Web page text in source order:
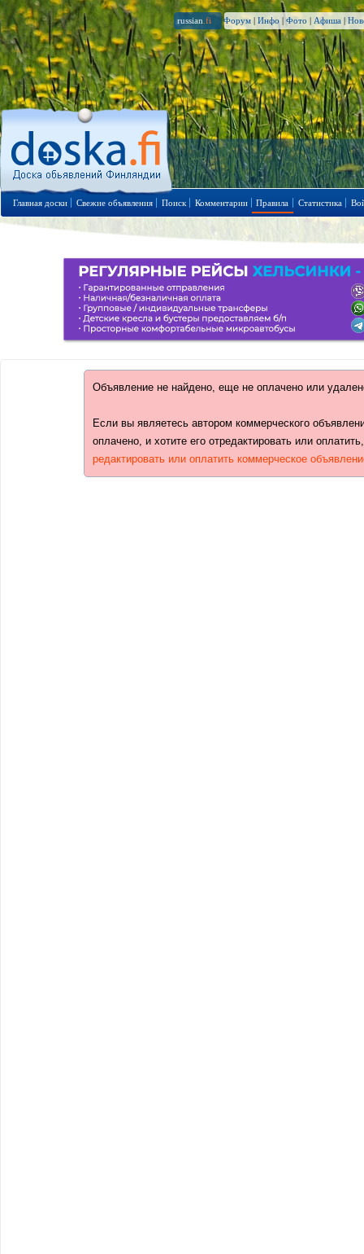
russian .fi Форум | Инфо | Фото | Афиша |
Главная доски Свежие объявления Поиск Комментарии Правила Статистика
Объявление не найдено, еще не оплачено или
Если вы являетесь автором коммерческого
оплачено, и хотите его отредактировать или
редактировать или оплатить коммерческое